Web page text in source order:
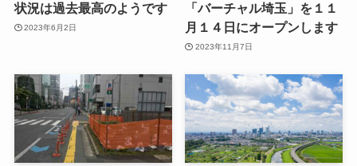
状況は過去最高のようです
2023年6月2日
「バーチャル埼玉」を１１
月１４日にオープンします
2023年11月7日